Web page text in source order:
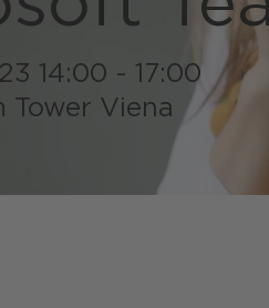
Turism
Semnalizare digitală
Platforma Comunității
Energiei
Serviciul FinOps
Consultanță IT
Servicii gestionate
Echipa roșie
Portofoliul de servicii
Locul de muncă
Sustenabilitate
Carieră
14:00 - 17:00
Tower Viena